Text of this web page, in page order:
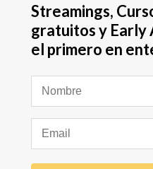
Streamings,
gratuitos y Early
el primero en